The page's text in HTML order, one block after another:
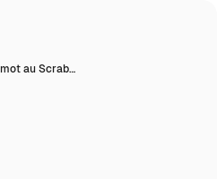
mot au Scrab…